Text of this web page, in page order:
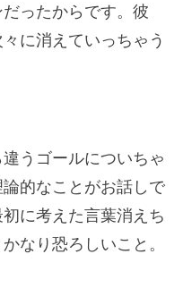
ったからです。彼
に消えていっちゃう
うゴールについちゃ
的なことがお話しで
に考えた言葉消えち
なり恐ろしいこと。